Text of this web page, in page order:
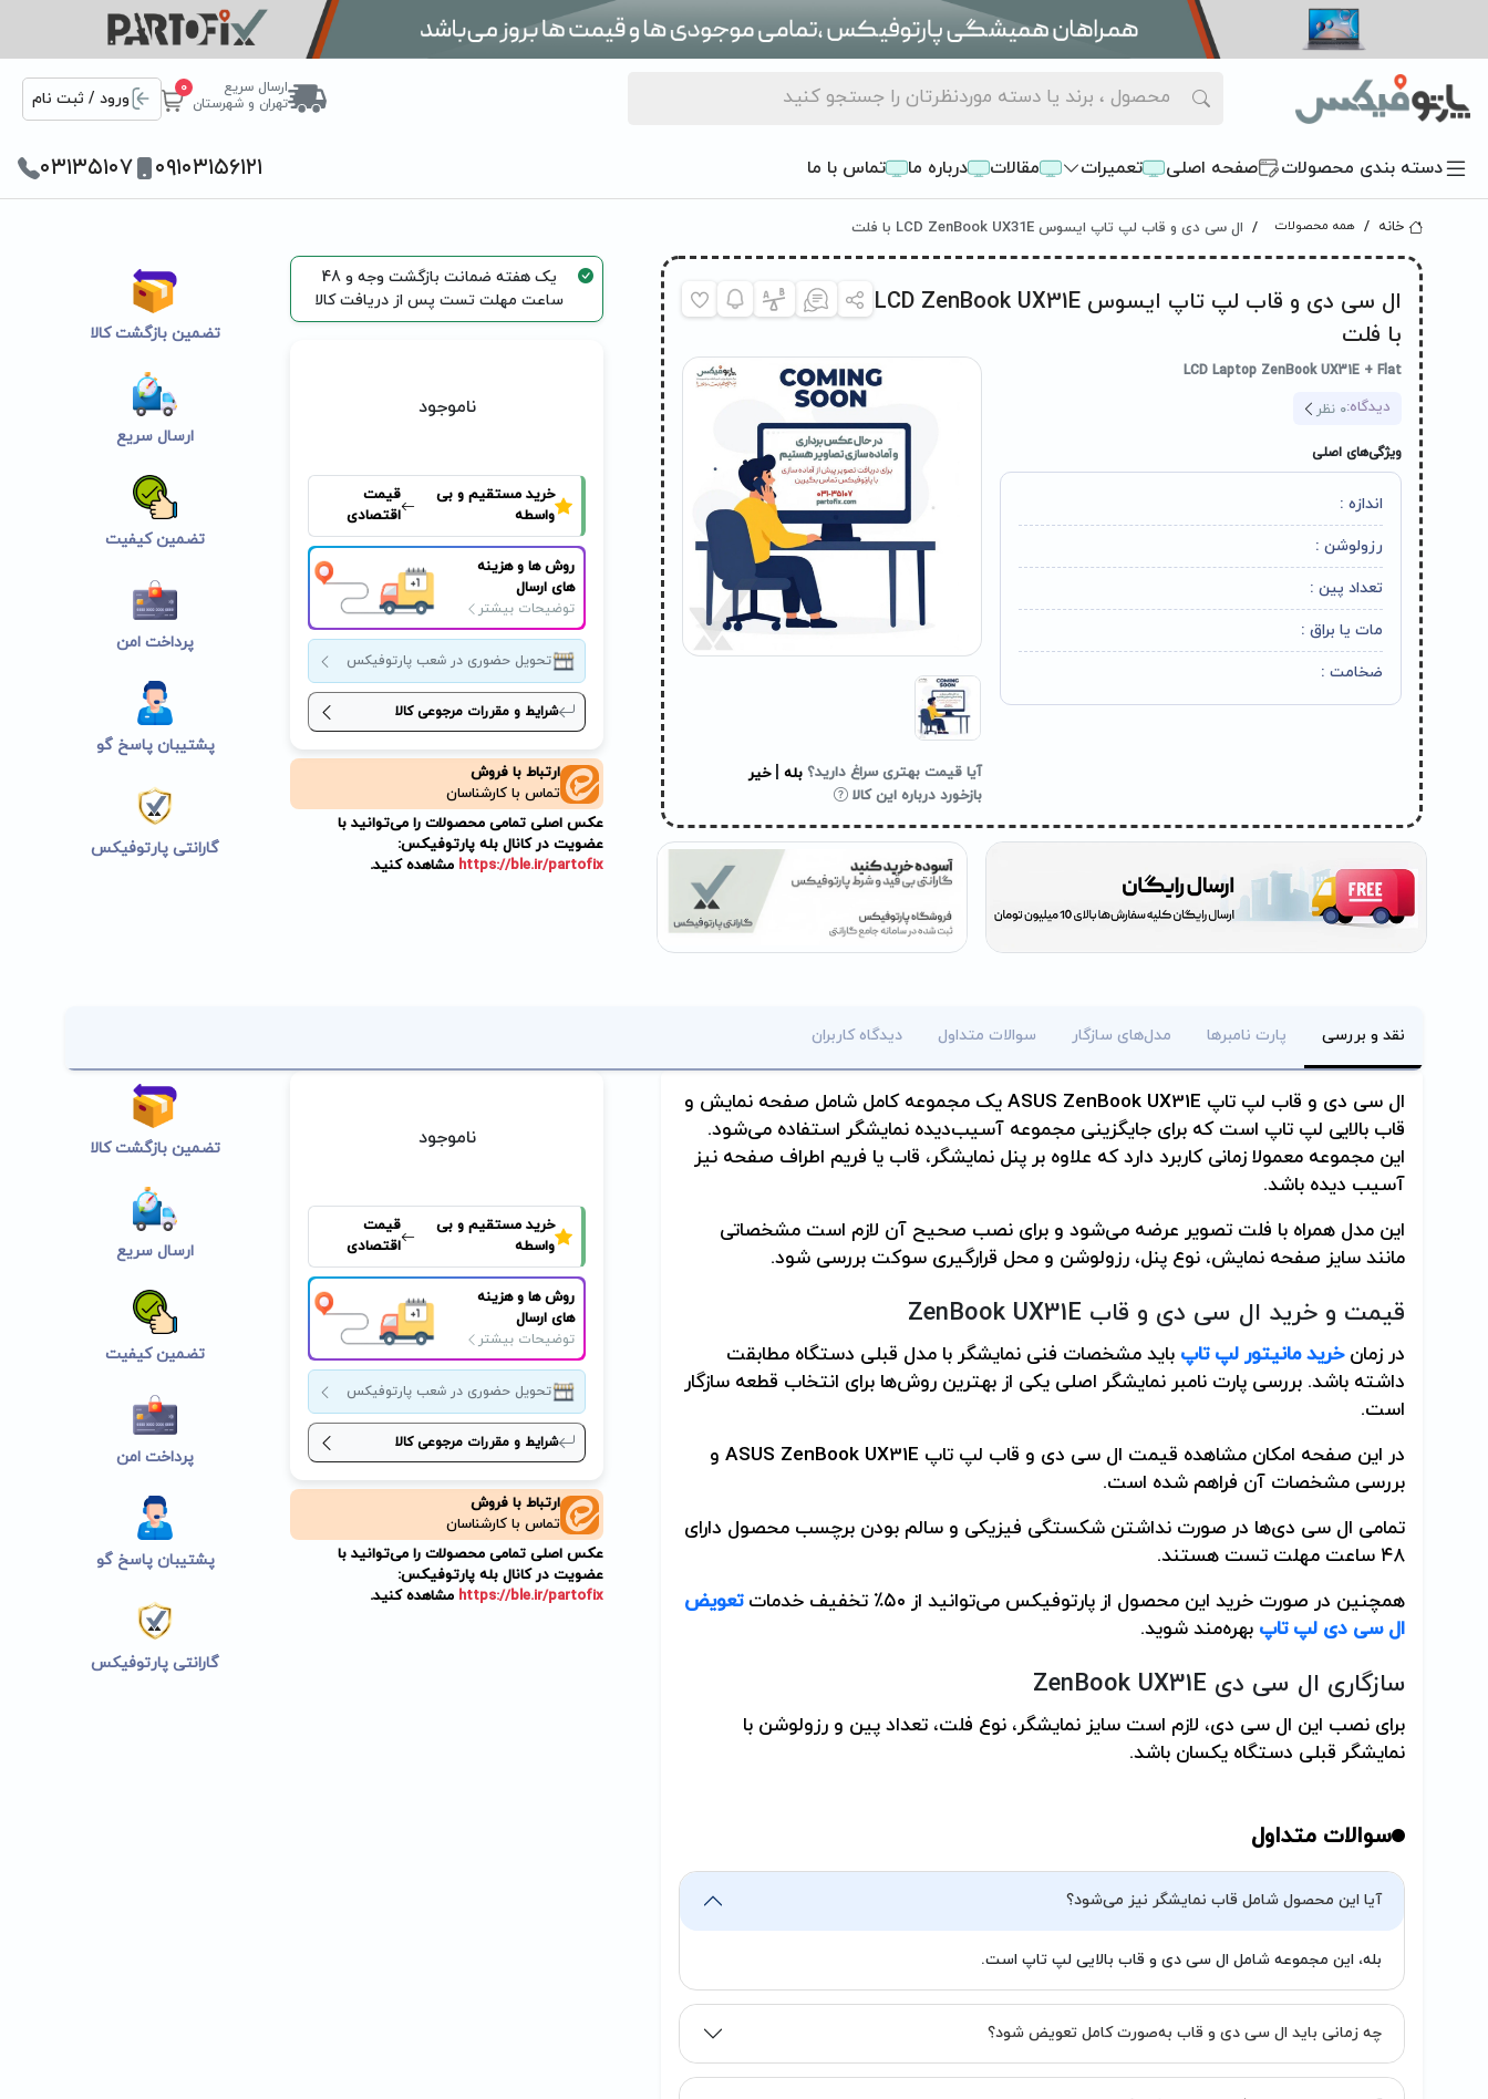
ارسال سریع
تهران و شهرستان
0
ورود / ثبت نام
دسته بندی محصولات صفحه اصلی تعمیرات مقالات درباره ما تماس با ما ۰۹۱۰۳۱۵۶۱۲۱ ۰۳۱۳۵۱۰۷
خانه همه محصولات ال سی دی و قاب لپ تاپ ایسوس LCD ZenBook UX31E با فلت
ال سی دی و قاب لپ تاپ ایسوس LCD ZenBook UX31E
با فلت
LCD Laptop ZenBook UX31E + Flat
دیدگاه:0 نظر
ویژگی‌های اصلی
اندازه :
رزولوشن :
تعداد پین :
مات یا براق :
ضخامت :
آیا قیمت بهتری سراغ دارید؟ بله
خیر
بازخورد درباره این کالا
یک هفته ضمانت بازگشت وجه و 48
ساعت مهلت تست پس از دریافت کالا
ناموجود
خرید مستقیم و بی
واسطه
قیمت
اقتصادی
روش ها و هزینه
های ارسال
توضیحات بیشتر
تحویل حضوری در شعب پارتوفیکس
شرایط و مقررات مرجوعی کالا
ارتباط با فروش
تماس با کارشناسان
عکس اصلی تمامی محصولات را می‌توانید با
عضویت در کانال بله پارتوفیکس:
https://ble.ir/partofix مشاهده کنید.
تضمین بازگشت کالا
ارسال سریع
تضمین کیفیت
پرداخت امن
پشتیبان پاسخ گو
گارانتی پارتوفیکس
نقد و بررسی پارت نامبرها مدل‌های سازگار سوالات متداول دیدگاه کاربران
ناموجود
خرید مستقیم و بی
واسطه
قیمت
اقتصادی
روش ها و هزینه
های ارسال
توضیحات بیشتر
تحویل حضوری در شعب پارتوفیکس
شرایط و مقررات مرجوعی کالا
ارتباط با فروش
تماس با کارشناسان
عکس اصلی تمامی محصولات را می‌توانید با
عضویت در کانال بله پارتوفیکس:
https://ble.ir/partofix مشاهده کنید.
تضمین بازگشت کالا
ارسال سریع
تضمین کیفیت
پرداخت امن
پشتیبان پاسخ گو
گارانتی پارتوفیکس
ال سی دی و قاب لپ تاپ ASUS ZenBook UX31E یک مجموعه کامل شامل صفحه نمایش و
قاب بالایی لپ تاپ است که برای جایگزینی مجموعه آسیب‌دیده نمایشگر استفاده می‌شود.
این مجموعه معمولا زمانی کاربرد دارد که علاوه بر پنل نمایشگر، قاب یا فریم اطراف صفحه نیز
آسیب دیده باشد.
این مدل همراه با فلت تصویر عرضه می‌شود و برای نصب صحیح آن لازم است مشخصاتی
مانند سایز صفحه نمایش، نوع پنل، رزولوشن و محل قرارگیری سوکت بررسی شود.
قیمت و خرید ال سی دی و قاب ZenBook UX31E
در زمانخرید مانیتور لپ تاپ باید مشخصات فنی نمایشگر با مدل قبلی دستگاه مطابقت
داشته باشد. بررسی پارت نامبر نمایشگر اصلی یکی از بهترین روش‌ها برای انتخاب قطعه سازگار
است.
در این صفحه امکان مشاهده قیمت ال سی دی و قاب لپ تاپ ASUS ZenBook UX31E و
بررسی مشخصات آن فراهم شده است.
تمامی ال سی دی‌ها در صورت نداشتن شکستگی فیزیکی و سالم بودن برچسب محصول دارای
۴۸ ساعت مهلت تست هستند.
همچنین در صورت خرید این محصول از پارتوفیکس می‌توانید از ۵۰٪ تخفیف خدمات
تعویض
ال سی دی لپ تاپ بهره‌مند شوید.
سازگاری ال سی دی ZenBook UX31E
برای نصب این ال سی دی، لازم است سایز نمایشگر، نوع فلت، تعداد پین و رزولوشن با
نمایشگر قبلی دستگاه یکسان باشد.
سوالات متداول
آیا این محصول شامل قاب نمایشگر نیز می‌شود؟
بله، این مجموعه شامل ال سی دی و قاب بالایی لپ تاپ است.
چه زمانی باید ال سی دی و قاب به‌صورت کامل تعویض شود؟